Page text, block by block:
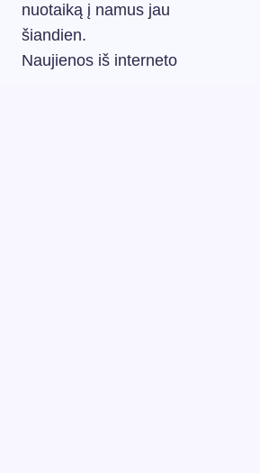
nuotaiką į namus jau
šiandien.
Naujienos iš interneto